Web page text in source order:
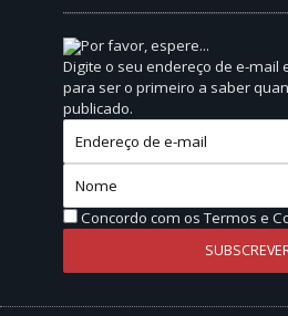
Por favor, espere...
Digite o seu endereço de e-mail
para ser o primeiro a saber
publicado.
Concordo com osTermos e